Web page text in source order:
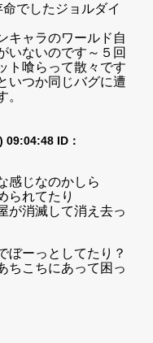
でしたジョルダイ
キャラのワールド自
いないのです～５回
ト喰らって散々です
いつか同じバグに遭
。
09:04:48 ID：
感じなのかしら
られてたり
が消滅して消え去っ
ぼーっとしてたり？
ちこちにあって困っ